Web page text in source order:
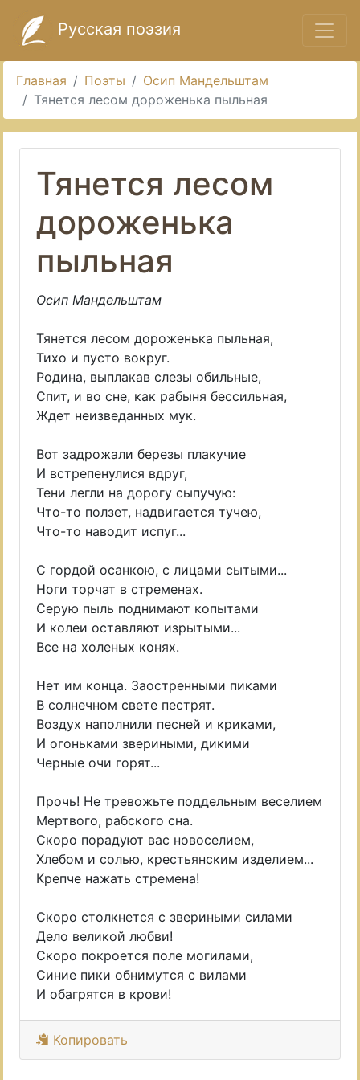
Русская поэзия
Главная Поэты
Осип Мандельштам
Тянется лесом дороженька пыльная
Тянется лесом
дороженька
пыльная
Осип Мандельштам
Тянется лесом дороженька пыльная,
Тихо и пусто вокруг.
Родина, выплакав слезы обильные,
Спит, и во сне, как рабыня бессильная,
Ждет неизведанных мук.
Вот задрожали березы плакучие
И встрепенулися вдруг,
Тени легли на дорогу сыпучую:
Что-то ползет, надвигается тучею,
Что-то наводит испуг...
С гордой осанкою, с лицами сытыми...
Ноги торчат в стременах.
Серую пыль поднимают копытами
И колеи оставляют изрытыми...
Все на холеных конях.
Нет им конца. Заостренными пиками
В солнечном свете пестрят.
Воздух наполнили песней и криками,
И огоньками звериными, дикими
Черные очи горят...
Прочь! Не тревожьте поддельным веселием
Мертвого, рабского сна.
Скоро порадуют вас новоселием,
Хлебом и солью, крестьянским изделием...
Крепче нажать стремена!
Скоро столкнется с звериными силами
Дело великой любви!
Скоро покроется поле могилами,
Синие пики обнимутся с вилами
И обагрятся в крови!
Копировать